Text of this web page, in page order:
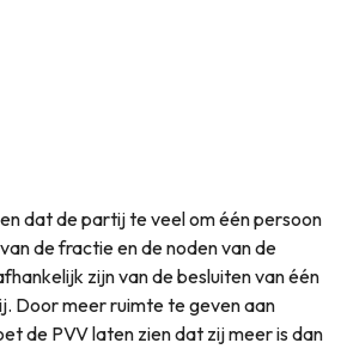
dat de partij te veel om één persoon
de fractie en de noden van de
zijn van de besluiten van één
Door meer ruimte te geven aan
de PVV laten zien dat zij meer is dan